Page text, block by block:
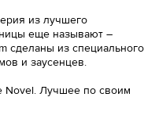
из лучшего
еще называют –
сделаны из специального
и заусенцев.
Лучшее по своим